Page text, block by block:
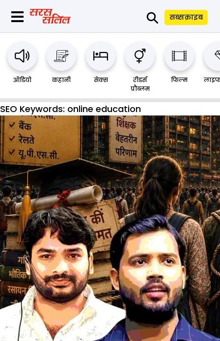
⚲ सब्सक्राइब
ऑडियो कहानी सेक्स
रीडर्स
प्रौब्लम
फिल्म
SEO Keywords: online education